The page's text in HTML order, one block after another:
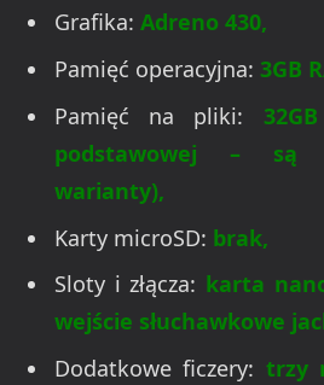
Grafika: Adreno 430,
Pamięć operacyjna: 3GB
Pamięć na pliki:
podstawowej – są
warianty),
Karty microSD: brak,
Sloty i złącza: karta
wejście słuchawkowe
Dodatkowe ficzery: trzy